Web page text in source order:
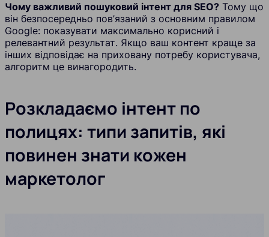
Чому важливий пошуковий інтент для SEO? Тому що
він безпосередньо пов’язаний з основним правилом
Google: показувати максимально корисний і
релевантний результат. Якщо ваш контент краще за
інших відповідає на приховану потребу користувача,
алгоритм це винагородить.
Розкладаємо інтент по
полицях: типи запитів, які
повинен знати кожен
маркетолог